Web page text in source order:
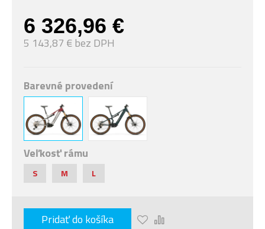
6 326,96 €
5 143,87 € bez DPH
Barevné provedení
Veľkosť rámu
S M L
Pridať do košíka